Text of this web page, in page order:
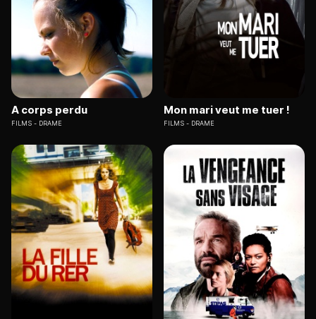
A corps perdu
FILMS DRAME
Mon mari veut me tuer !
FILMS DRAME